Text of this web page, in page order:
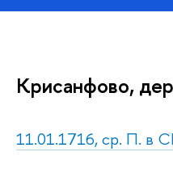
Крисанфово,
11.01.1716, ср. П. в